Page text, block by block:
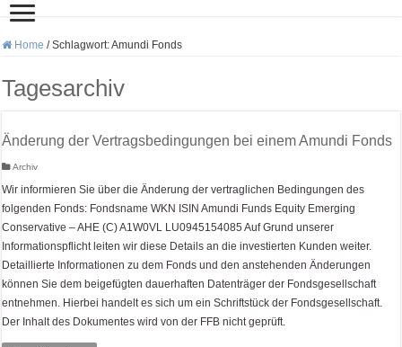
Home / Schlagwort:Amundi Fonds
Tagesarchiv
Änderung der Vertragsbedingungen bei einem Amundi Fonds
Archiv
Wir informieren Sie über die Änderung der vertraglichen Bedingungen des
folgenden Fonds: Fondsname WKN ISIN Amundi Funds Equity Emerging
Conservative – AHE (C) A1W0VL LU0945154085 Auf Grund unserer
Informationspflicht leiten wir diese Details an die investierten Kunden weiter.
Detaillierte Informationen zu dem Fonds und den anstehenden Änderungen
können Sie dem beigefügten dauerhaften Datenträger der Fondsgesellschaft
entnehmen. Hierbei handelt es sich um ein Schriftstück der Fondsgesellschaft.
Der Inhalt des Dokumentes wird von der FFB nicht geprüft.